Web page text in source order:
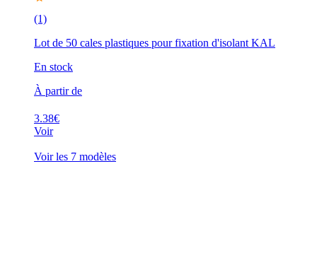
(1)
Lot de 50 cales plastiques pour fixation d'isolant KAL
En stock
À partir de
3.38€
Voir
Voir les 7 modèles